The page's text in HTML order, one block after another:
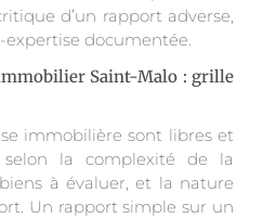
d’un rapport adverse,
documentée.
Saint-Malo : grille
immobilière sont libres et
la complexité de la
à évaluer, et la nature
Un rapport simple sur un